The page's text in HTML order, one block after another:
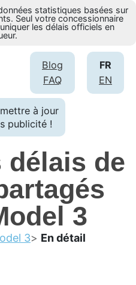
statistiques basées sur
Seul votre concessionnaire
les délais officiels en
FR
EN
Blog
FAQ
à jour
publicité !
délais de
3
3 En détail